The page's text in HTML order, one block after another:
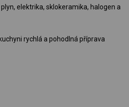
elektrika, sklokeramika, halogen a
rychlá a pohodlná příprava